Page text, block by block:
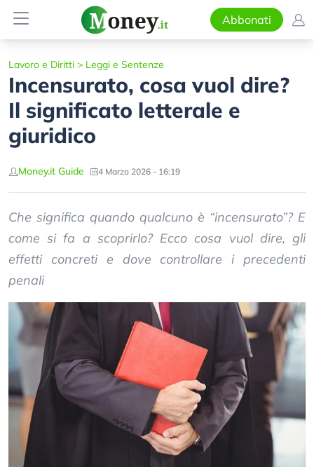
Abbonati
Lavoro e Diritti > Leggi e Sentenze
Incensurato, cosa vuol dire?
Il significato letterale e
giuridico
Money.it Guide 4 Marzo 2026 - 16:19
Che significa quando qualcuno è “incensurato”? E
come si fa a scoprirlo? Ecco cosa vuol dire, gli
effetti concreti e dove controllare i precedenti
penali